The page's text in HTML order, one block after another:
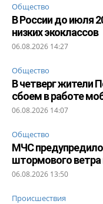
Общество
В России до июля
низких экоклассов
06.08.2026 14:27
Общество
В четверг жители
сбоем в работе
06.08.2026 14:07
Общество
МЧС
штормового ветра
06.08.2026 13:50
Происшествия